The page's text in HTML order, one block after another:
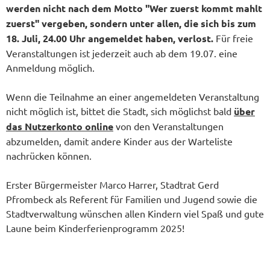
werden nicht nach dem Motto "Wer zuerst kommt mahlt
zuerst" vergeben, sondern unter allen, die sich bis zum
18. Juli, 24.00 Uhr angemeldet haben, verlost. Für freie
Veranstaltungen ist jederzeit auch ab dem 19.07. eine
Anmeldung möglich.
Wenn die Teilnahme an einer angemeldeten Veranstaltung
nicht möglich ist, bittet die Stadt, sich möglichst bald über
das Nutzerkonto online von den Veranstaltungen
abzumelden, damit andere Kinder aus der Warteliste
nachrücken können.
Erster Bürgermeister Marco Harrer, Stadtrat Gerd
Pfrombeck als Referent für Familien und Jugend sowie die
Stadtverwaltung wünschen allen Kindern viel Spaß und gute
Laune beim Kinderferienprogramm 2025!